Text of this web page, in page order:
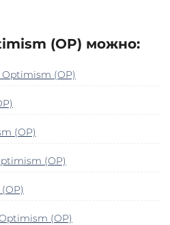
(OP) можно:
Optimism (OP)
(OP)
(OP)
(OP)